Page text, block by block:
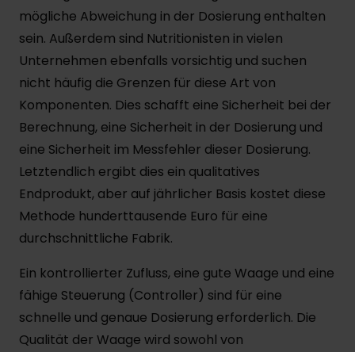
mögliche Abweichung in der Dosierung enthalten
sein. Außerdem sind Nutritionisten in vielen
Unternehmen ebenfalls vorsichtig und suchen
nicht häufig die Grenzen für diese Art von
Komponenten. Dies schafft eine Sicherheit bei der
Berechnung, eine Sicherheit in der Dosierung und
eine Sicherheit im Messfehler dieser Dosierung.
Letztendlich ergibt dies ein qualitatives
Endprodukt, aber auf jährlicher Basis kostet diese
Methode hunderttausende Euro für eine
durchschnittliche Fabrik.
Ein kontrollierter Zufluss, eine gute Waage und eine
fähige Steuerung (Controller) sind für eine
schnelle und genaue Dosierung erforderlich. Die
Qualität der Waage wird sowohl von